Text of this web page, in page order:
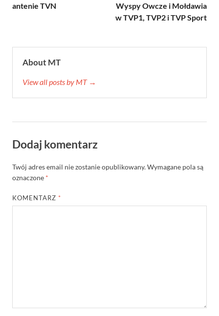
antenie TVN
Wyspy Owcze i Mołdawia
w TVP1, TVP2 i TVP Sport
About MT
View all posts by MT →
Dodaj komentarz
Twój adres email nie zostanie opublikowany.Wymagane pola są
oznaczone *
KOMENTARZ *